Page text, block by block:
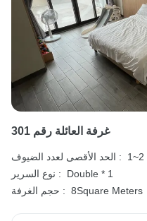
غرفة العائلة رقم 301
الحد الأقصى لعدد الضيوف :
نوع السرير :
Double * 1
حجم الغرفة : 8Square Meters